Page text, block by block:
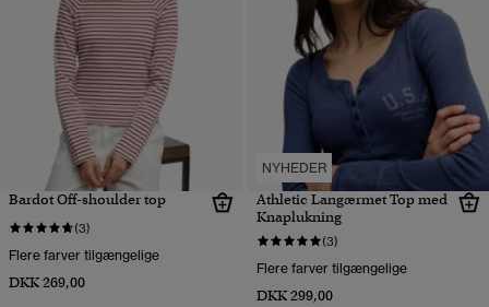
Bardot Off-shoulder top
(3)
Flere farver tilgængelige
DKK 269,00
NYHEDER
Athletic Langærmet Top med
Knaplukning
(3)
Flere farver tilgængelige
DKK 299,00